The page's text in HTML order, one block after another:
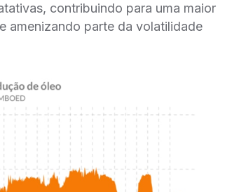
contribuindo para uma maior
amenizando parte da volatilidade